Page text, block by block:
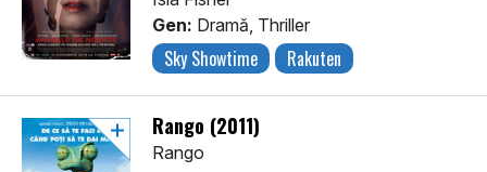
Gen: Dramă, Thriller
Sky Showtime Rakuten
Rango (2011)
Rango